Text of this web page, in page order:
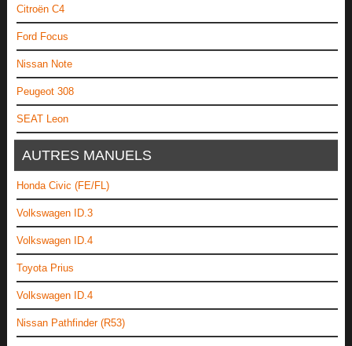
Citroën C4
Ford Focus
Nissan Note
Peugeot 308
SEAT Leon
AUTRES MANUELS
Honda Civic (FE/FL)
Volkswagen ID.3
Volkswagen ID.4
Toyota Prius
Volkswagen ID.4
Nissan Pathfinder (R53)